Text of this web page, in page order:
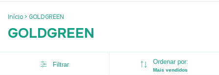
Início > GOLDGREEN
GOLDGREEN
Filtrar Ordenar por:
Mais vendidos